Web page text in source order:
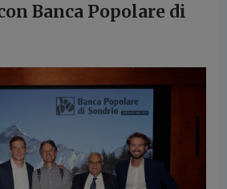
Banca Popolare di